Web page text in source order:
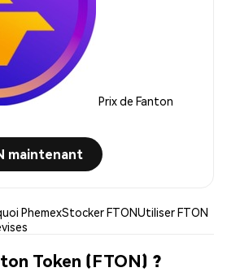
Prix de Fanton
maintenant
PhemexStocker FTONUtiliser FTON
Token (FTON) ?